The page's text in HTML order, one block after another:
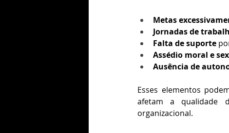
Metas
Jornadas de
Falta de suporte
Assédio moral e
Ausência de
Esses elementos
afetam a qualidade
organizacional.